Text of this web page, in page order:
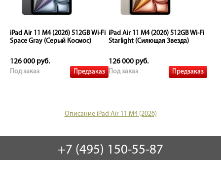
iPad Air 11 M4 (2026) 512GB Wi-Fi
Space Gray (Серый Космос)
126 000 руб.
Под заказ Предзаказ
iPad Air 11 M4 (2026) 512GB Wi-Fi
Starlight (Сияющая Звезда)
126 000 руб.
Под заказ Предзаказ
Описание iPad Air 11 M4 (2026)
+7 (495) 150-55-87